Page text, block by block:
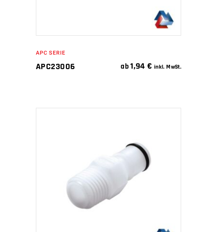
APC SERIE
APC23006 ab1,94€ inkl. MwSt.
IN DEN WARENKORB